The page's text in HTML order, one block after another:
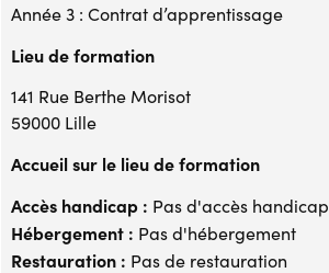
Année 3 : Contrat d’apprentissage
Lieu de formation
141 Rue Berthe Morisot
59000 Lille
Accueil sur le lieu de formation
Accès handicap : Pas d'accès handicap
Hébergement : Pas d'hébergement
Restauration : Pas de restauration